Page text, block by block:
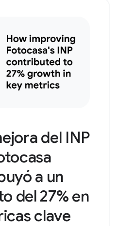
del INP
a un
del 27% en
clave